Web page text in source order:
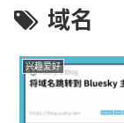
域名
兴趣爱好